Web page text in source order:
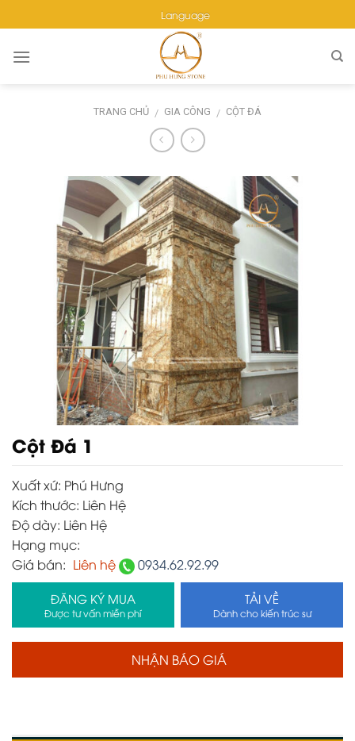
to
content
TRANG CHỦ / GIA CÔNG / CỘT ĐÁ
Cột Đá 1
Xuất xứ: Phú Hưng
Kích thước: Liên Hệ
Độ dày: Liên Hệ
Hạng mục:
Giá bán: Liên hệ 0934.62.92.99
ĐĂNG KÝ MUA
Được tư vấn miễn phí
TẢI VỀ
Dành cho kiến trúc sư
NHẬN BÁO GIÁ
Language